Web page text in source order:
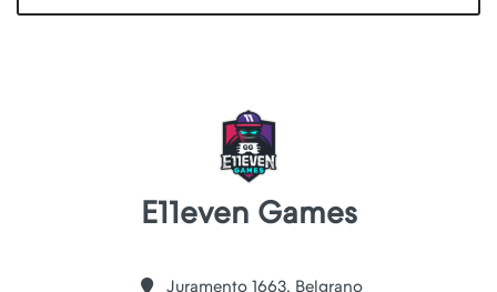
E11even Games
Juramento 1663, Belgrano